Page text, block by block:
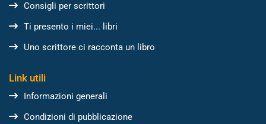
Consigli per scrittori
Ti presento i miei... libri
Uno scrittore ci racconta un libro
Link utili
Informazioni generali
Condizioni di pubblicazione